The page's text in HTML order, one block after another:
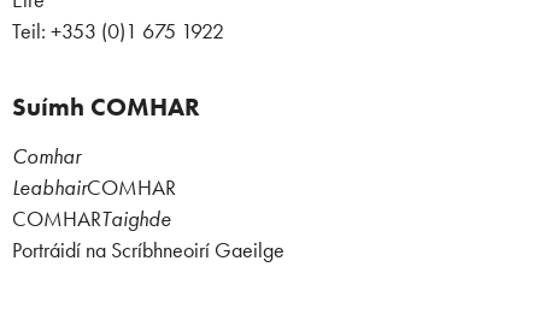
Teil: +353 (0)1 675 1922
Suímh COMHAR
Comhar
LeabhairCOMHAR
COMHARTaighde
Portráidí na Scríbhneoirí Gaeilge